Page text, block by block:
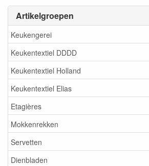
Artikelgroepen
Keukengerei
Keukentextiel DDDD
Keukentextiel Holland
Keukentextiel Elias
Etagières
Mokkenrekken
Servetten
Dienbladen